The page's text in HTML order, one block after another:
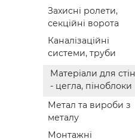
Захисні ролети,
секційні ворота
Каналізаційні
системи, труби
Матеріали для стін
- цегла, піноблоки
Метал та вироби з
металу
Монтажні